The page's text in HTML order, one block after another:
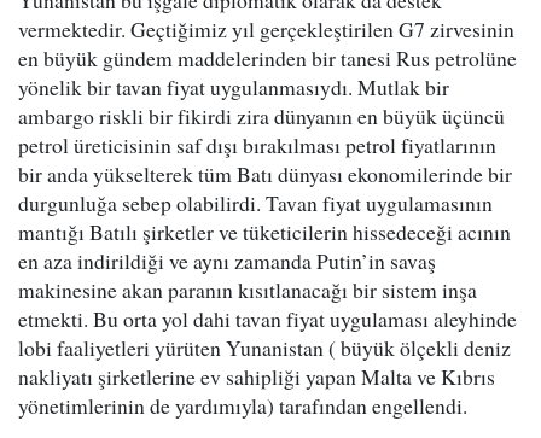
vermektedir. Geçtiğimiz yıl gerçekleştirilen G7 zirvesinin
en büyük gündem maddelerinden bir tanesi Rus petrolüne
yönelik bir tavan fiyat uygulanmasıydı. Mutlak bir
ambargo riskli bir fikirdi zira dünyanın en büyük üçüncü
petrol üreticisinin saf dışı bırakılması petrol fiyatlarının
bir anda yükselterek tüm Batı dünyası ekonomilerinde bir
durgunluğa sebep olabilirdi. Tavan fiyat uygulamasının
mantığı Batılı şirketler ve tüketicilerin hissedeceği acının
en aza indirildiği ve aynı zamanda Putin’in savaş
makinesine akan paranın kısıtlanacağı bir sistem inşa
etmekti. Bu orta yol dahi tavan fiyat uygulaması aleyhinde
lobi faaliyetleri yürüten Yunanistan ( büyük ölçekli deniz
nakliyatı şirketlerine ev sahipliği yapan Malta ve Kıbrıs
yönetimlerinin de yardımıyla) tarafından engellendi.